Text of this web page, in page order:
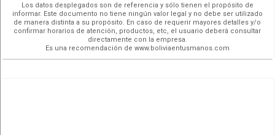
Los datos desplegados son de referencia y sólo tienen el propósito de
informar. Este documento no tiene ningún valor legal y no debe ser utilizado
de manera distinta a su propósito. En caso de requerir mayores detalles y/o
confirmar horarios de atención, productos, etc, el usuario deberá consultar
directamente con la empresa.
Es una recomendación de www.boliviaentusmanos.com